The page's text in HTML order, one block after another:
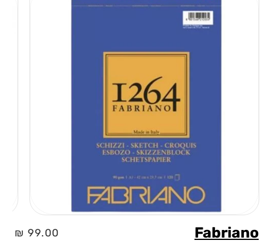
Fabriano
מחיר
99.00 ₪מדיה
1